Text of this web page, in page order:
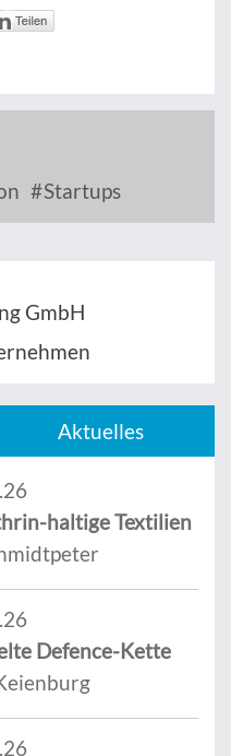
Startups
GmbH
Aktuelles
haltige Textilien
Defence-Kette